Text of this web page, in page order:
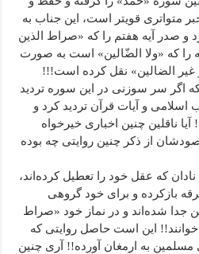
متواتری قویتر است، این جناب به
و صدر آیه هفتم را که «صراط الذین
را که «ولا الضّالین» است به صورت
الضالین» نقل کرده است!!!
که اگر سر سوزنی در این سوره تردید
اسلامی و آیات قرآن تردید کرد و
ناقلین چنین اخباری خیرخواه
از ذکر چنین روایتی چه بوده
که عقل خود را تعطیل کرده‌اند،
بازکرده و برای خود گروهی
جدا شده‌اند و در نماز خود «صراط
این است حاصل روایتی که
مسلمین به ارمغان آورده!! آری چنین